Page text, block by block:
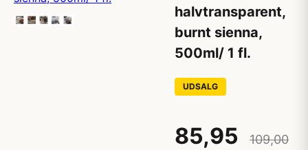
halvtransparent,
burnt sienna,
500ml/ 1 fl.
UDSALG
85,95
109,00